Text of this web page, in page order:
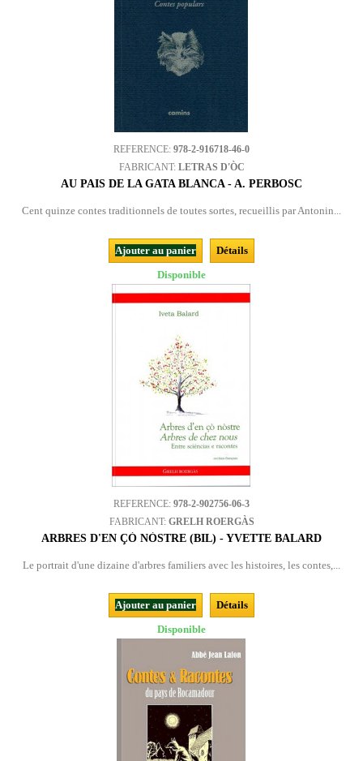
REFERENCE: 978-2-916718-46-0
FABRICANT: LETRAS D'ÒC
AU PAIS DE LA GATA BLANCA - A. PERBOSC
Cent quinze contes traditionnels de toutes sortes, recueillis par Antonin...
Ajouter au panier
Détails
Disponible
REFERENCE: 978-2-902756-06-3
FABRICANT: GRELH ROERGÀS
ARBRES D'EN ÇÒ NÒSTRE (BIL) - YVETTE BALARD
Le portrait d'une dizaine d'arbres familiers avec les histoires, les contes,...
Ajouter au panier
Détails
Disponible